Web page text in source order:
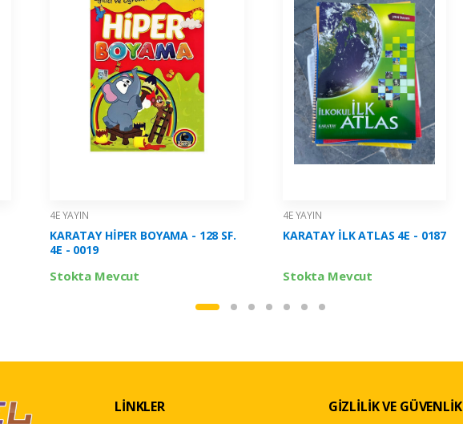
4E YAYIN
KARATAY HİPER BOYAMA - 128 SF.
4E - 0019
Stokta Mevcut
4E YAYIN
KARATAY İLK ATLAS 4E - 0187
Stokta Mevcut
LİNKLER GİZLİLİK VE GÜVENLİK